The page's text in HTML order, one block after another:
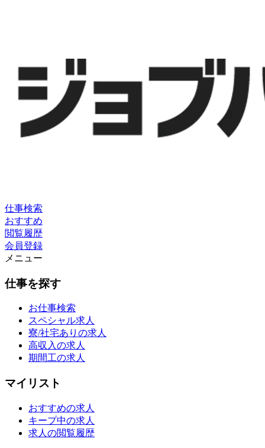
仕事検索
おすすめ
閲覧履歴
会員登録
メニュー
仕事を探す
お仕事検索
スペシャル求人
寮/社宅ありの求人
高収入の求人
期間工の求人
マイリスト
おすすめの求人
キープ中の求人
求人の閲覧履歴